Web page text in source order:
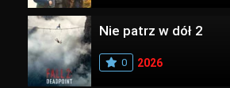
Nie patrz w dół 2
0 2026